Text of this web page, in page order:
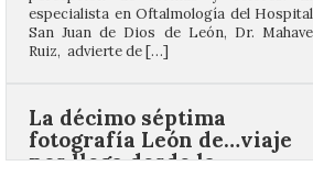
La décimo séptima
carretera CL 626 con
motivo de la marcha en
defensa de FEVE